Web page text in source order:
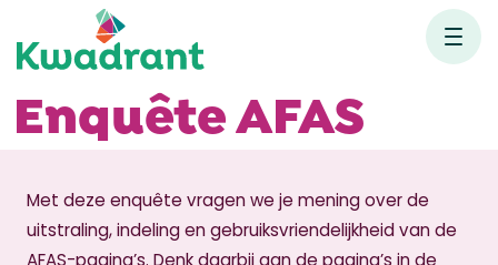
Enquête AFAS
Met deze enquête vragen we je mening over de
uitstraling, indeling en gebruiksvriendelijkheid van de
AFAS-pagina’s. Denk daarbij aan de pagina’s in de